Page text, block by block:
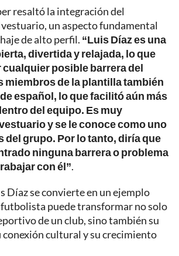
resaltó la integración del
un aspecto fundamental
de alto perfil. “Luis Díaz es una
divertida y relajada, lo que
cualquier posible barrera del
miembros de la plantilla también
español, lo que facilitó aún más
del equipo. Es muy
y se le conoce como uno
del grupo. Por lo tanto, diría que
ninguna barrera o problema
con él”.
Díaz se convierte en un ejemplo
futbolista puede transformar no solo
de un club, sino también su
conexión cultural y su crecimiento